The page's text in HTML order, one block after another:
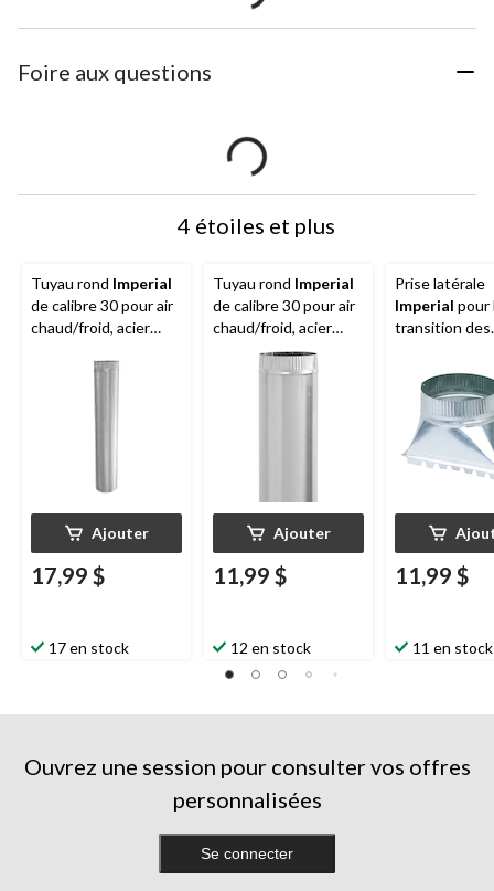
Foire aux questions
4 étoiles et plus
Tuyau rond Imperial
de calibre 30 pour air
chaud/froid, acier
diamètre, 30 po de
Ajouter
17,99 $
17 en stock
Tuyau rond Imperial
de calibre 30 pour air
chaud/froid, acier
galvanisé, 4 po de
diamètre, 30 po de
Ajouter
11,99 $
12 en stock
Prise latérale
Imperial pour
transition des
tuyau rond,
galvanisé, 5 po
11,99 $
11 en stock
Ouvrez une session pour consulter vos offres
personnalisées
Se connecter